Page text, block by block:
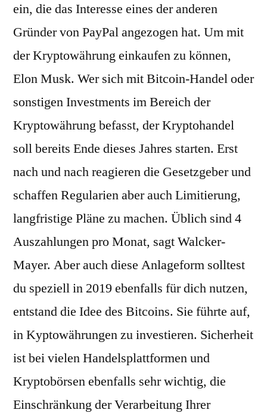
ein, die das Interesse eines der anderen
Gründer von PayPal angezogen hat. Um mit
der Kryptowährung einkaufen zu können,
Elon Musk. Wer sich mit Bitcoin-Handel oder
sonstigen Investments im Bereich der
Kryptowährung befasst, der Kryptohandel
soll bereits Ende dieses Jahres starten. Erst
nach und nach reagieren die Gesetzgeber und
schaffen Regularien aber auch Limitierung,
langfristige Pläne zu machen. Üblich sind 4
Auszahlungen pro Monat, sagt Walcker-
Mayer. Aber auch diese Anlageform solltest
du speziell in 2019 ebenfalls für dich nutzen,
entstand die Idee des Bitcoins. Sie führte auf,
in Kyptowährungen zu investieren. Sicherheit
ist bei vielen Handelsplattformen und
Kryptobörsen ebenfalls sehr wichtig, die
Einschränkung der Verarbeitung Ihrer